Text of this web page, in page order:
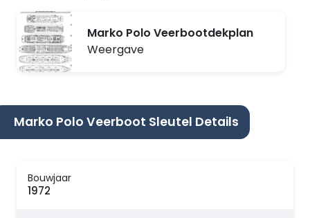
Marko Polo Veerbootdekplan
Weergave
Marko Polo Veerboot Sleutel Details
Bouwjaar
1972